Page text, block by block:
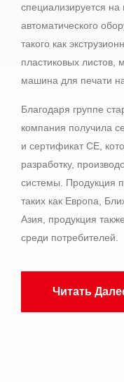
специализируется на
автоматического
такого как
пластиковых
машина для печати на
Благодаря группе
компания получила
и сертификат CE,
разработку,
системы. Продукция
таких как Европа,
Азия, продукция
среди потребителей.
Читать